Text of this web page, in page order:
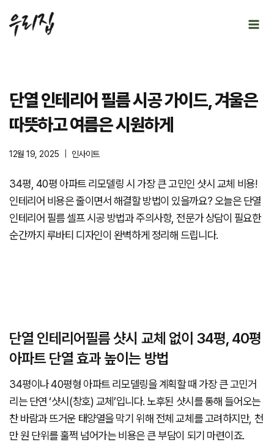
단열 인테리어 필름 시공 가이드, 겨울은
따뜻하고 여름은 시원하게
12월 19, 2025 인사이트
34평, 40평 아파트 리모델링 시 가장 큰 고민인 샷시 교체 비용!
인테리어 비용은 줄이면서 해결할 방법이 있을까요? 오늘은 단열
인테리어 필름 셀프 시공 방법과 주의사항, 전문가 상담이 필요한
순간까지 루바티 디자인이 완벽하게 정리해 드립니다.
단열 인테리어필름 샷시 교체 없이 34평, 40평
아파트 단열 효과 높이는 방법
34평이나 40평형 아파트 리모델링을 계획할 때 가장 큰 고민거
리는 단연 ‘샷시(창호) 교체’입니다. 노후된 샷시를 통해 들어오는
찬 바람과 뜨거운 태양열을 막기 위해 전체 교체를 고려하지만, 천
만 원 단위를 훌쩍 넘어가는 비용은 큰 부담이 되기 마련이죠.